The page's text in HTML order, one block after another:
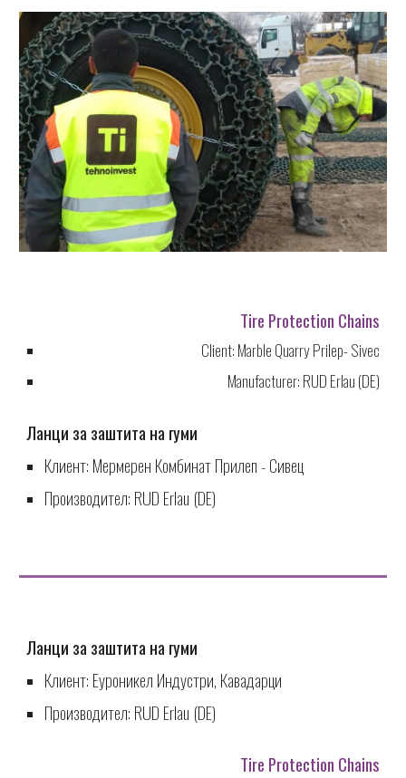
Tire Protection Chains
Client:Marble Quarry Prilep- Sivec
Manufacturer: RUD Erlau (DE)
Ланци за заштита на гуми
Клиент: Мермерен Комбинат Прилеп - Сивец
Производител: RUD Erlau (DE)
Ланци за заштита на гуми
Клиент: Еуроникел Индустри, Кавадарци
Производител: RUD Erlau (DE)
Tire Protection Chains